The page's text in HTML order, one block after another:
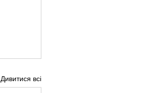
Дивитися всі